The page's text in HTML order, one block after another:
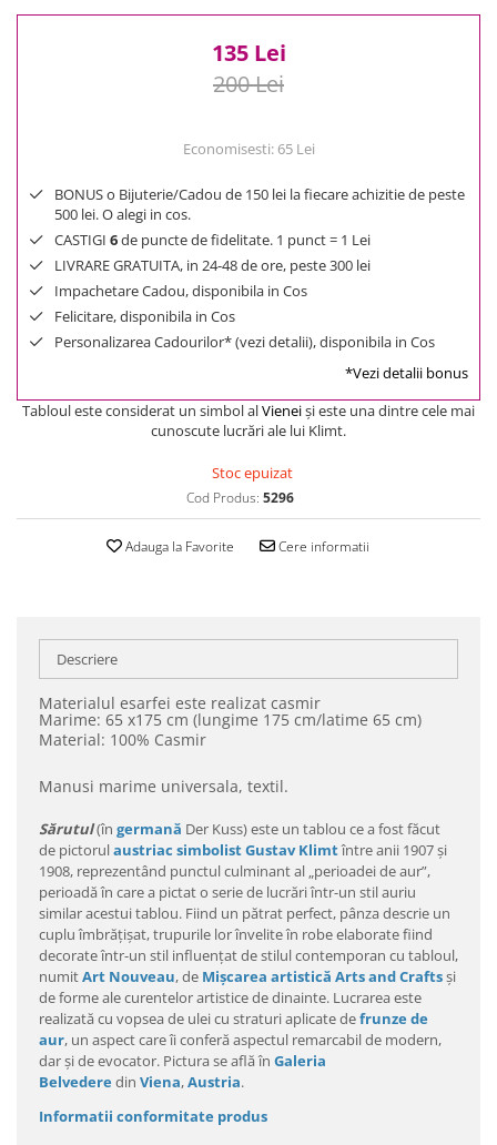
135 Lei
200 Lei
Economisesti: 65 Lei
BONUS o Bijuterie/Cadou de 150 lei la fiecare achizitie de peste
500 lei. O alegi in cos.
CASTIGI 6de puncte de fidelitate. 1 punct = 1 Lei
LIVRARE GRATUITA, in 24-48 de ore, peste 300 lei
Impachetare Cadou, disponibila in Cos
Felicitare, disponibila in Cos
Personalizarea Cadourilor* (vezi detalii), disponibila in Cos
*Vezi detalii bonus
Tabloul este considerat un simbol alVieneiși este una dintre cele mai
cunoscute lucrări ale lui Klimt.
Stoc epuizat
Cod Produs: 5296
Adauga la Favorite Cere informatii
Descriere
Materialul esarfei este realizat casmir
Marime: 65 x175 cm (lungime 175 cm/latime 65 cm)
Material: 100% Casmir
Manusi marime universala, textil.
Sărutul(în germană Der Kuss) este un tablou ce a fost făcut
de pictorulaustriac simbolistGustav Klimtîntre anii 1907 și
1908, reprezentând punctul culminant al „perioadei de aur”,
perioadă în care a pictat o serie de lucrări într-un stil auriu
similar acestui tablou. Fiind un pătrat perfect, pânza descrie un
cuplu îmbrățișat, trupurile lor învelite în robe elaborate fiind
decorate într-un stil influențat de stilul contemporan cu tabloul,
numitArt Nouveau, de Mișcarea artistică Arts and Craftsși
de forme ale curentelor artistice de dinainte. Lucrarea este
realizată cu vopsea de ulei cu straturi aplicate defrunze de
aur, un aspect care îi conferă aspectul remarcabil de modern,
dar și de evocator. Pictura se află în Galeria
Belvederedin Viena,Austria.
Informatii conformitate produs